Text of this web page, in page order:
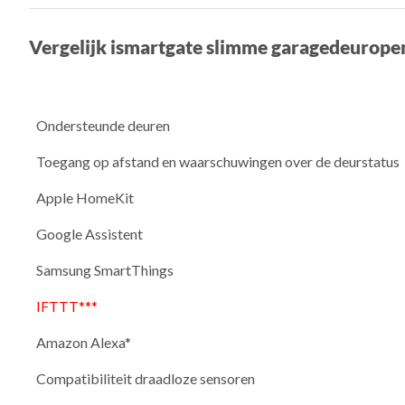
Vergelijk ismartgate slimme
Ondersteunde deuren
Toegang op afstand en waarschuwingen over de deurstatus
Apple HomeKit
Google Assistent
Samsung SmartThings
IFTTT***
Amazon Alexa*
Compatibiliteit draadloze sensoren